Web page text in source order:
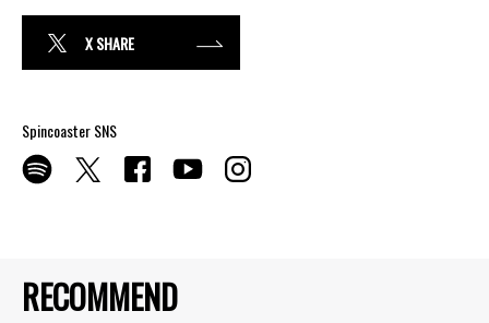
RECOMMEND
X SHARE
Spincoaster SNS